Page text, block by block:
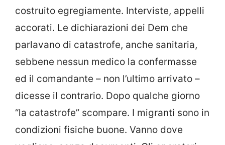
costruito egregiamente. Interviste, appelli
accorati. Le dichiarazioni dei Dem che
parlavano di catastrofe, anche sanitaria,
sebbene nessun medico la confermasse
ed il comandante – non l’ultimo arrivato –
dicesse il contrario. Dopo qualche giorno
“la catastrofe” scompare. I migranti sono in
condizioni fisiche buone. Vanno dove